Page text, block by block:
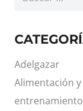
Adelgazar
Alimentación
entrenamiento